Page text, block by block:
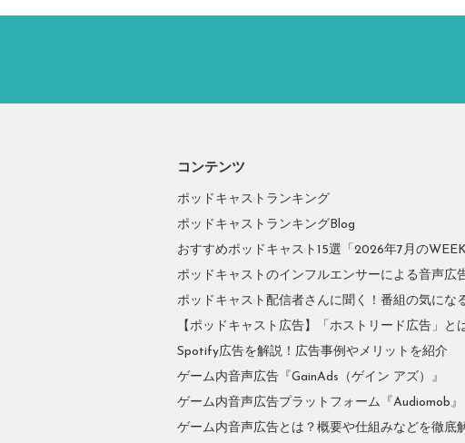
コンテンツ
ポッドキャストランキング
ポッドキャストランキングBlog
おすすめポッドキャスト15選「2026年7月の
ポッドキャストのインフルエンサーによる音声
ポッドキャスト配信者さんに聞く！番組の気にな
【ポッドキャスト広告】「ホストリード広告」
Spotify広告を解説！広告事例やメリットを紹介
ゲーム内音声広告『GainAds（ゲイン アズ）』
ゲーム内音声広告プラットフォーム『Audiomob』
ゲーム内音声広告とは？概要や仕組みなどを徹底